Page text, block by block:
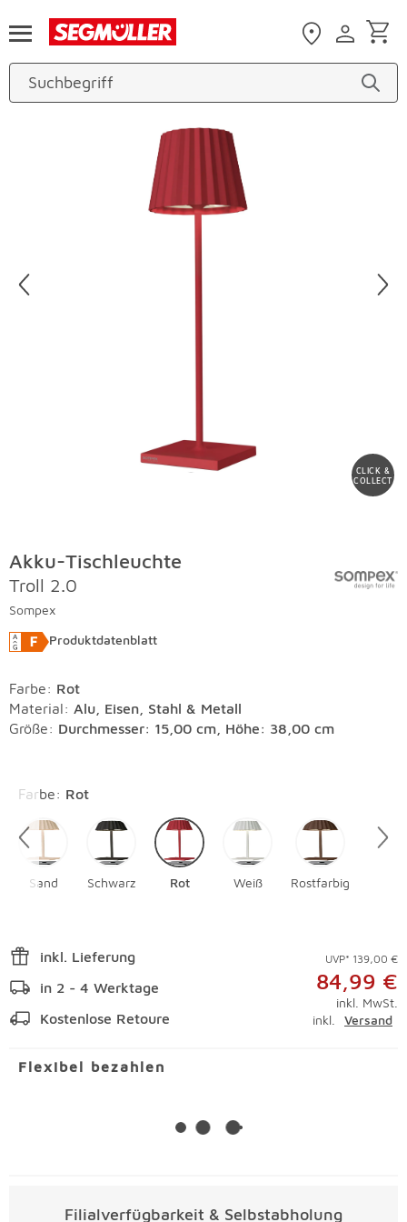
Produktbilder überspringen
CLICK &
COLLECT
Akku-Tischleuchte
Troll 2.0
Sompex
Produktdatenblatt
Farbe: Rot
Material: Alu, Eisen, Stahl & Metall
Größe: Durchmesser: 15,00 cm, Höhe: 38,00 cm
Farbe: Rot
Sand Schwarz Rot Weiß Rostfarbig
inkl. Lieferung
in 2 - 4 Werktage
Kostenlose Retoure
UVP* 139,00 €
84,99 €
inkl. MwSt.
inkl.
Versand
Flexibel bezahlen
Filialverfügbarkeit & Selbstabholung